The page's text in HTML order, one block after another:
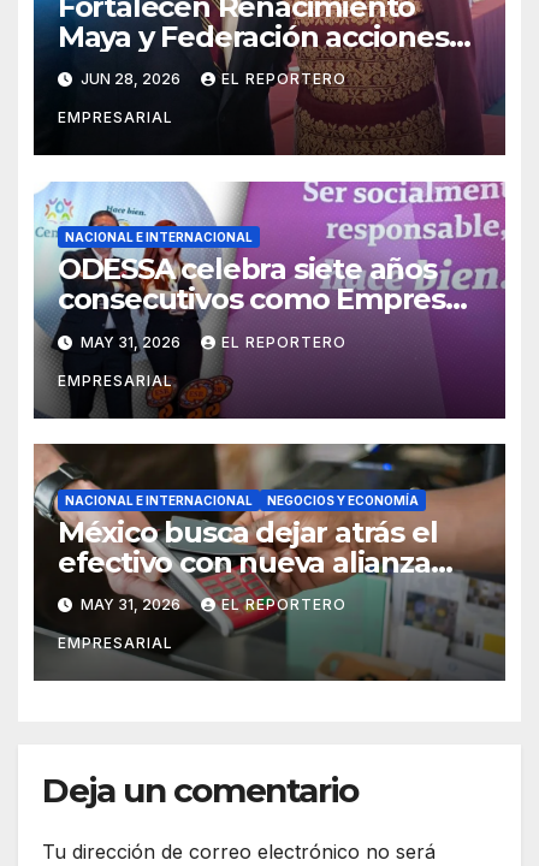
Maya y Federación acciones
para consolidar un sistema de
salud digno para las familias
yucatecas
JUN 28, 2026 EL REPORTERO
EMPRESARIAL
NACIONAL E INTERNACIONAL
ODESSA celebra siete años
consecutivos como Empresa
Socialmente Responsable
MAY 31, 2026 EL REPORTERO
EMPRESARIAL
NACIONAL E INTERNACIONAL NEGOCIOS Y ECONOMÍA
México busca dejar atrás el
efectivo con nueva alianza
entre banca y empresas
MAY 31, 2026 EL REPORTERO
EMPRESARIAL
Deja un comentario
Tu dirección de correo electrónico no será